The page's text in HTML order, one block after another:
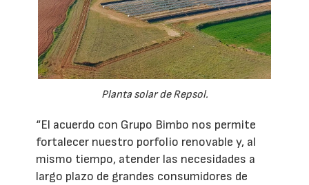
Planta solar de Repsol.
“El acuerdo con Grupo Bimbo nos permite
fortalecer nuestro porfolio renovable y, al
mismo tiempo, atender las necesidades a
largo plazo de grandes consumidores de